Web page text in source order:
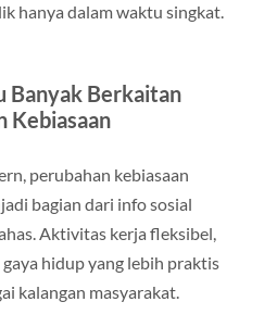
hanya dalam waktu singkat.
Banyak Berkaitan
Kebiasaan
perubahan kebiasaan
bagian dari info sosial
Aktivitas kerja fleksibel,
hidup yang lebih praktis
kalangan masyarakat.